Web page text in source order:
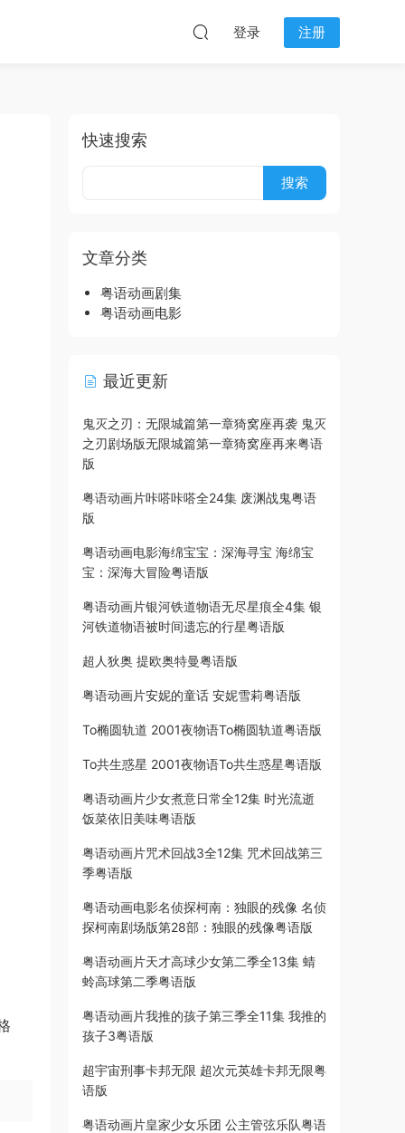
登录 注册
快速搜索
文章分类
粤语动画剧集
粤语动画电影
最近更新
鬼灭之刃：无限城篇第一章猗窝座再袭 鬼灭
之刃剧场版无限城篇第一章猗窝座再来粤语
版
粤语动画片咔嗒咔嗒全24集 废渊战鬼粤语
版
粤语动画电影海绵宝宝：深海寻宝 海绵宝
宝：深海大冒险粤语版
粤语动画片银河铁道物语无尽星痕全4集 银
河铁道物语被时间遗忘的行星粤语版
超人狄奥 提欧奥特曼粤语版
粤语动画片安妮的童话 安妮雪莉粤语版
To椭圆轨道 2001夜物语To椭圆轨道粤语版
To共生惑星 2001夜物语To共生惑星粤语版
粤语动画片少女煮意日常全12集 时光流逝
饭菜依旧美味粤语版
粤语动画片咒术回战3全12集 咒术回战第三
季粤语版
粤语动画电影名侦探柯南：独眼的残像 名侦
探柯南剧场版第28部：独眼的残像粤语版
粤语动画片天才高球少女第二季全13集 蜻
蛉高球第二季粤语版
粤语动画片我推的孩子第三季全11集 我推的
孩子3粤语版
超宇宙刑事卡邦无限 超次元英雄卡邦无限粤
语版
粤语动画片皇家少女乐团 公主管弦乐队粤语